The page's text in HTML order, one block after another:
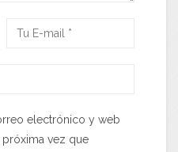
electrónico y web
próxima vez que